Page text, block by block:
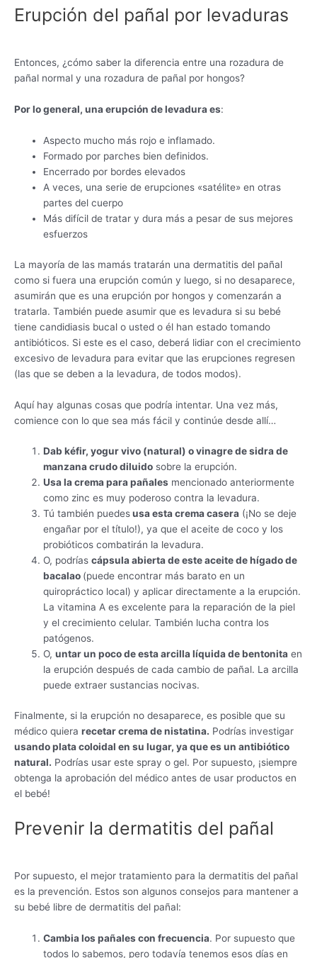
Erupción del pañal por levaduras
Entonces, ¿cómo saber la diferencia entre una rozadura de
pañal normal y una rozadura de pañal por hongos?
Por lo general, una erupción de levadura es:
Aspecto mucho más rojo e inflamado.
Formado por parches bien definidos.
Encerrado por bordes elevados
A veces, una serie de erupciones «satélite» en otras
partes del cuerpo
Más difícil de tratar y dura más a pesar de sus mejores
esfuerzos
La mayoría de las mamás tratarán una dermatitis del pañal
como si fuera una erupción común y luego, si no desaparece,
asumirán que es una erupción por hongos y comenzarán a
tratarla. También puede asumir que es levadura si su bebé
tiene candidiasis bucal o usted o él han estado tomando
antibióticos. Si este es el caso, deberá lidiar con el crecimiento
excesivo de levadura para evitar que las erupciones regresen
(las que se deben a la levadura, de todos modos).
Aquí hay algunas cosas que podría intentar. Una vez más,
comience con lo que sea más fácil y continúe desde allí…
Dab kéfir, yogur vivo (natural) o vinagre de sidra de
manzana crudo diluido sobre la erupción.
Usa la crema para pañales mencionado anteriormente
como zinc es muy poderoso contra la levadura.
Tú también puedesusa esta crema casera (¡No se deje
engañar por el título!), ya que el aceite de coco y los
probióticos combatirán la levadura.
O, podríascápsula abierta de este aceite de hígado de
bacalao (puede encontrar más barato en un
quiropráctico local) y aplicar directamente a la erupción.
La vitamina A es excelente para la reparación de la piel
y el crecimiento celular. También lucha contra los
patógenos.
O,untar un poco de esta arcilla líquida de bentonita en
la erupción después de cada cambio de pañal. La arcilla
puede extraer sustancias nocivas.
Finalmente, si la erupción no desaparece, es posible que su
médico quiera recetar crema de nistatina. Podrías investigar
usando plata coloidal en su lugar, ya que es un antibiótico
natural. Podrías usar este spray o gel. Por supuesto, ¡siempre
obtenga la aprobación del médico antes de usar productos en
el bebé!
Prevenir la dermatitis del pañal
Por supuesto, el mejor tratamiento para la dermatitis del pañal
es la prevención. Estos son algunos consejos para mantener a
su bebé libre de dermatitis del pañal:
Cambia los pañales con frecuencia. Por supuesto que
todos lo sabemos, pero todavía tenemos esos días en